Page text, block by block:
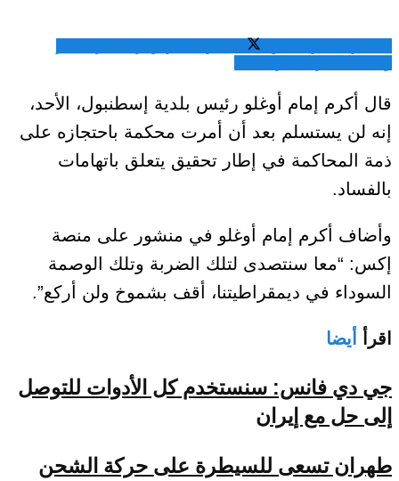
قال أكرم إمام أوغلو رئيس بلدية إسطنبول، الأحد،
إنه لن يستسلم بعد أن أمرت محكمة باحتجازه على
ذمة المحاكمة في إطار تحقيق يتعلق باتهامات
بالفساد.
وأضاف أكرم إمام أوغلو في منشور على منصة
إكس: “معا سنتصدى لتلك الضربة وتلك الوصمة
السوداء في ديمقراطيتنا، أقف بشموخ ولن أركع”.
اقرأ أيضا
جي دي فانس: سنستخدم كل الأدوات للتوصل
إلى حل مع إيران
طهران تسعى للسيطرة على حركة الشحن